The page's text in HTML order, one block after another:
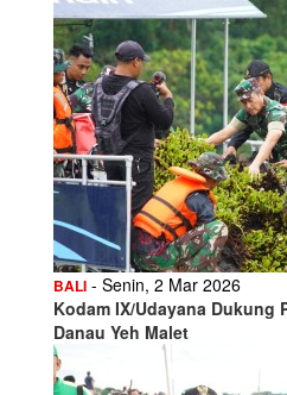
BALI - Senin, 2 Mar 2026
Kodam IX/Udayana Dukung
Danau Yeh Malet